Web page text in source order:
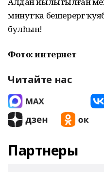
минутҡа бешерергә
булһын!
Фото: интернет
Читайте нас
Партнеры